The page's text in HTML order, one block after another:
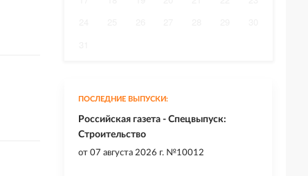
ПОСЛЕДНИЕ ВЫПУСКИ:
Российская газета - Спецвыпуск:
Строительство
от 07 августа 2026 г. №10012